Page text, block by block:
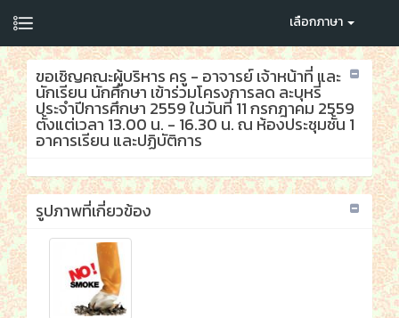
เลือกภาษา
ขอเชิญคณะผู้บริหาร ครู - อาจารย์ เจ้าหน้าที่ และ
นักเรียน นักศึกษา เข้าร่วมโครงการลด ละบุหรี่
ประจำปีการศึกษา 2559 ในวันที่ 11 กรกฎาคม 2559
ตั้งแต่เวลา 13.00 น. - 16.30 น. ณ ห้องประชุมชั้น 1
อาคารเรียน และปฏิบัติการ
รูปภาพที่เกี่ยวข้อง